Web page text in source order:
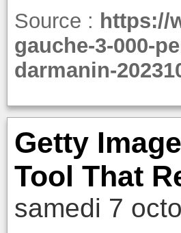
Source : https://
gauche-3-000-
darmanin-
Getty
Tool That
samedi 7